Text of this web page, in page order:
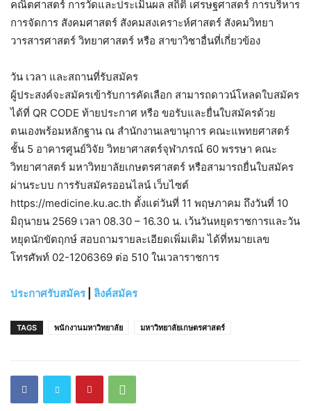
คณิตศาสตร์ การวัดและประเมินผล สถิติ เศรษฐศาสตร์ การบริหาร
การจัดการ สังคมศาสตร์ สังคมสงเคราะห์ศาสตร์ สังคมวิทยา
วารสารศาสตร์ วิทยาศาสตร์ หรือ สาขาวิชาอื่นที่เกี่ยวข้อง
วัน เวลา และสถานที่รับสมัคร
ผู้ประสงค์จะสมัครเข้ารับการคัดเลือก สามารถดาวน์โหลดใบสมัคร
ได้ที่ QR CODE ท้ายประกาศ หรือ ขอรับและยื่นใบสมัครด้วย
ตนเองพร้อมหลักฐาน ณ สำนักงานเลขานุการ คณะแพทยศาสตร์
ชั้น 5 อาคารศูนย์วิจัย วิทยาศาสตร์จุฬาภรณ์ 60 พรรษา คณะ
วิทยาศาสตร์ มหาวิทยาลัยเกษตรศาสตร์ หรือสามารถยื่นใบสมัคร
ผ่านระบบ การรับสมัครออนไลน์ เว็บไซต์
https://medicine.ku.ac.th ตั้งแต่วันที่ 11 พฤษภาคม ถึงวันที่ 10
มิถุนายน 2569 เวลา 08.30 – 16.30 น. เว้นวันหยุดราชการและวัน
หยุดนักขัตฤกษ์ สอบถามรายละเอียดเพิ่มเติม ได้ที่หมายเลข
โทรศัพท์ 02-1206369 ต่อ 510 ในเวลาราชการ
ประกาศรับสมัคร| ลิงค์สมัคร
TAGS พนักงานมหาวิทยาลัย มหาวิทยาลัยเกษตรศาสตร์